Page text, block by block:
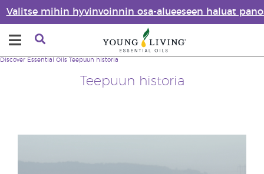
Valitse mihin hyvinvoinnin osa-alueeseen haluat
Teepuun historia
Discover Essential Oils Teepuun historia